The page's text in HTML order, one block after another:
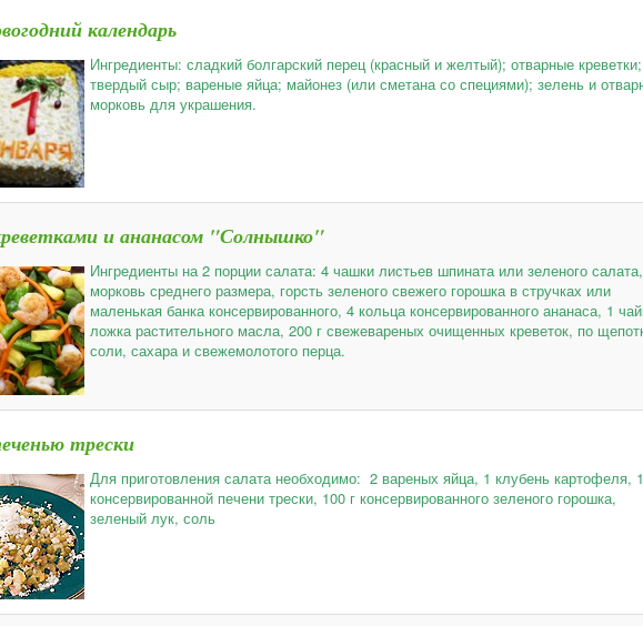
календарь
Ингредиенты: сладкий болгарский перец (красный и желтый); отварные креветки;
твердый сыр; вареные яйца; майонез (или сметана со специями); зелень и
морковь для украшения.
и ананасом "Солнышко"
Ингредиенты на 2 порции салата: 4 чашки листьев шпината или зеленого
морковь среднего размера, горсть зеленого свежего горошка в стручках или
маленькая банка консервированного, 4 кольца консервированного ананаса, 1
ложка растительного масла, 200 г свежевареных очищенных креветок, по
соли, сахара и свежемолотого перца.
трески
Для приготовления салата необходимо: 2 вареных яйца, 1 клубень картофеля,
консервированной печени трески, 100 г консервированного зеленого горошка,
зеленый лук, соль